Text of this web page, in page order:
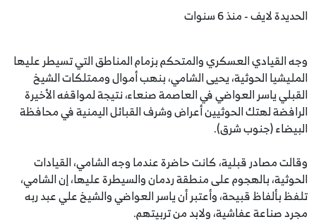
الحديدة لايف - منذ 6 سنوات
وجه القيادي العسكري والمتحكم بزمام المناطق التي تسيطر عليها
المليشيا الحوثية، يحيى الشامي، بنهب أموال وممتلكات الشيخ
القبلي ياسر العواضي في العاصمة صنعاء، نتيجة لمواقفه الأخيرة
الرافضة لهتك الحوثيين أعراض وشرف القبائل اليمنية في محافظة
البيضاء (جنوب شرق).
وقالت مصادر قبلية، كانت حاضرة عندما وجه الشامي، القيادات
الحوثية، بالهجوم على منطقة ردمان والسيطرة عليها، إن الشامي،
تلفظ بألفاظ قبيحة، وأعتبر أن ياسر العواضي والشيخ علي عبد ربه
مجرد صناعة عفاشية، ولابد من تربيتهم.